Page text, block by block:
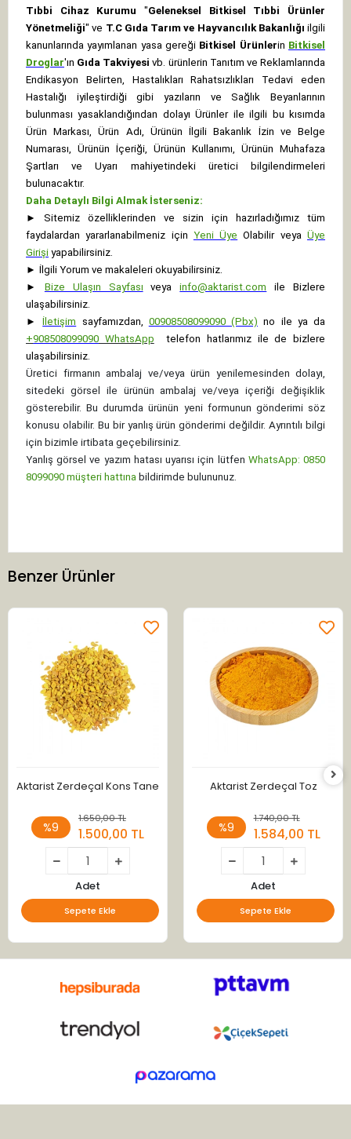
Tıbbi Cihaz Kurumu "Geleneksel Bitkisel Tıbbi Ürünler
Yönetmeliği" ve T.C Gıda Tarım ve Hayvancılık Bakanlığı ilgili
kanunlarında yayımlanan yasa gereği Bitkisel Ürünlerin Bitkisel
Droglar'ın Gıda Takviyesi vb. ürünlerin Tanıtım ve Reklamlarında
Endikasyon Belirten, Hastalıkları Rahatsızlıkları Tedavi eden
Hastalığı iyileştirdiği gibi yazıların ve Sağlık Beyanlarının
bulunması yasaklandığından dolayı Ürünler ile ilgili bu kısımda
Ürün Markası, Ürün Adı, Ürünün İlgili Bakanlık İzin ve Belge
Numarası, Ürünün İçeriği, Ürünün Kullanımı, Ürünün Muhafaza
Şartları ve Uyarı mahiyetindeki üretici bilgilendirmeleri
bulunacaktır.
Daha Detaylı Bilgi Almak İsterseniz:
►
Sitemiz özelliklerinden ve sizin için hazırladığımız tüm
faydalardan yararlanabilmeniz için Yeni Üye Olabilir veyaÜye
Girişi yapabilirsiniz.
► İlgili Yorum ve makaleleri okuyabilirsiniz.
►
Bize Ulaşın Sayfası veya info@aktarist.com
ile Bizlere
ulaşabilirsiniz.
►
İletişim sayfamızdan, 00908508099090 (Pbx) no ile ya da
+908508099090 WhatsApp
telefon hatlarımız ile de bizlere
ulaşabilirsiniz.
Üretici firmanın ambalaj ve/veya ürün yenilemesinden dolayı,
sitedeki görsel ile ürünün ambalaj ve/veya içeriği değişiklik
gösterebilir. Bu durumda ürünün yeni formunun gönderimi söz
konusu olabilir. Bu bir yanlış ürün gönderimi değildir. Ayrıntılı bilgi
için bizimle irtibata geçebilirsiniz.
Yanlış görsel ve yazım hatası uyarısı için lütfen WhatsApp: 0850
8099090 müşteri hattına bildirimde bulununuz.
Benzer Ürünler
Aktarist Zerdeçal Kons Tane
%9
1.650,00 TL
1.500,00 TL
Adet
Sepete Ekle
Aktarist Zerdeçal Toz
%9
1.740,00 TL
1.584,00 TL
Adet
Sepete Ekle